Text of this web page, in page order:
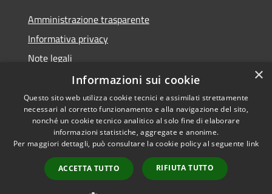
Amministrazione trasparente
Informativa privacy
Note legali
Dichiarazione di accessibilità
RSS
Accessibilità
Copyright © 2026 • Comune di
Municipium•
Accesso
redazione
×
Informazioni sui cookie
Questo sito web utilizza cookie tecnici e assimilati strettamente
necessari al corretto funzionamento e alla navigazione del sito,
nonché un cookie tecnico analitico al solo fine di elaborare
informazioni statistiche, aggregate e anonime.
Per maggiori dettagli, può consultare la cookie policy al seguente link
ACCETTA TUTTO RIFIUTA TUTTO